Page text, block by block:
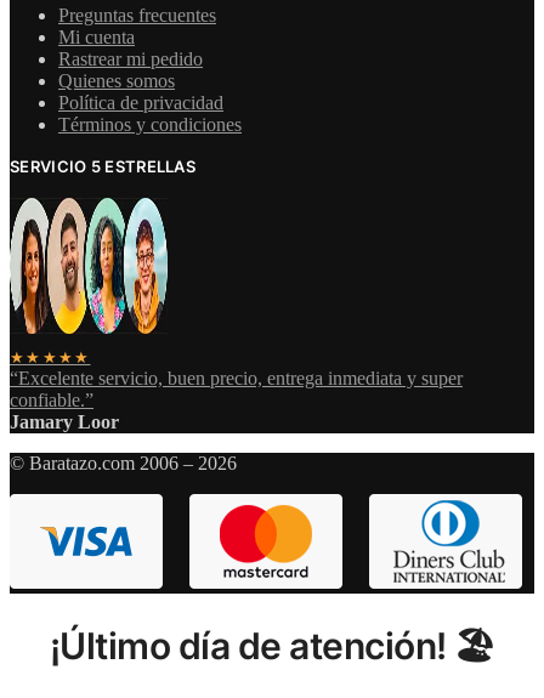
Preguntas frecuentes
Mi cuenta
Rastrear mi pedido
Quienes somos
Política de privacidad
Términos y condiciones
SERVICIO 5 ESTRELLAS
★★★★★
“Excelente servicio, buen precio, entrega inmediata y super
confiable.”
Jamary Loor
© Baratazo.com 2006 – 2026
¡Último día de atención! 🏖️